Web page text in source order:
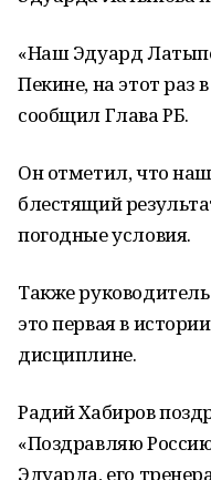
«Наш Эдуард
Пекине, на этот раз
сообщил Глава РБ.
Он отметил, что
блестящий
погодные условия.
Также
это первая в
дисциплине.
Радий Хабиров
«Поздравляю
Эдуарда, его